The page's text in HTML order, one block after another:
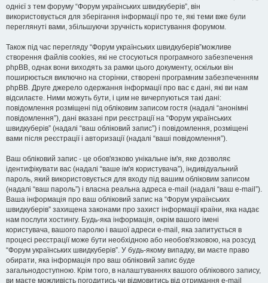
однієї з тем форуму “Форум українських швидкуберів”, він
використовується для зберігання інформації про те, які теми вже були
переглянуті вами, збільшуючи зручність користування форумом.
Також під час перегляду “Форум українських швидкуберів”можливе
створення файлів cookies, які не стосуються програмного забезпечення
phpBB, однак вони виходять за рамки цього документу, оскільки він
поширюється виключно на сторінки, створені програмним забезпеченням
phpBB. Друге джерело одержання інформації про вас є дані, які ви нам
відсилаєте. Ними можуть бути, і цим не вичерпуються такі дані:
повідомлення розміщені під обліковим записом гостя (надалі “анонімні
повідомлення”), дані вказані при реєстрації на “Форум українських
швидкуберів” (надалі “ваш обліковий запис”) і повідомлення, розміщені
вами після реєстрації і авторизації (надалі “ваші повідомлення”).
Ваш обліковий запис - це обов'язково унікальне ім'я, яке дозволяє
ідентифікувати вас (надалі “ваше ім'я користувача”), індивідуальний
пароль, який використовується для входу під вашим обліковим записом
(надалі “ваш пароль”) і власна реальна адреса e-mail (надалі “ваш e-mail”).
Ваша інформація про ваш обліковий запис на “Форум українських
швидкуберів” захищена законами про захист інформації країни, яка надає
нам послуги хостингу. Будь-яка інформація, окрім вашого імені
користувача, вашого паролю і вашої адреси e-mail, яка запитується в
процесі реєстрації може бути необхідною або необов'язковою, на розсуд
“Форум українських швидкуберів”. У будь-якому випадку, ви маєте право
обирати, яка інформація про ваш обліковий запис буде
загальнодоступною. Крім того, в налаштуваннях вашого облікового запису,
ви маєте можливість погодитись чи відмовитись від отримання e-mail